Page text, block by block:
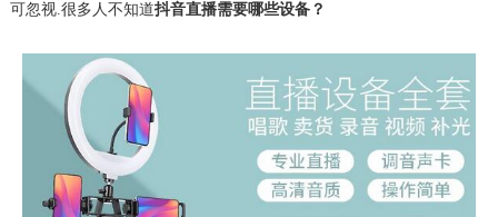
可忽视.很多人不知道抖音直播需要哪些设备？